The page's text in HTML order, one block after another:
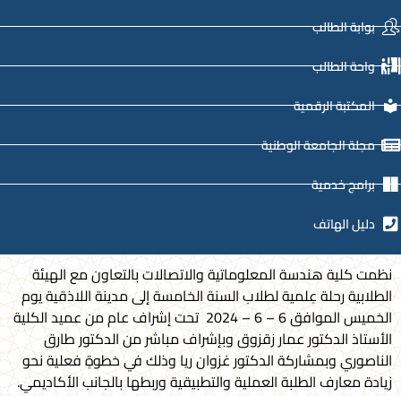
بوابة الطالب
واحة الطالب
المكتبة الرقمية
مجلة الجامعة الوطنية
برامج خدمية
دليل الهاتف
نظمت كلية هندسة المعلوماتية والاتصالات بالتعاون مع الهيئة
الطلابية رحلة عِلمية لطلاب السنة الخامسة إلى مدينة اللاذقية يوم
الخميس الموافق 6 – 6 – 2024 تحت إشراف عام من عميد الكلية
الأستاذ الدكتور عمار زقزوق وبإشراف مباشر من الدكتور طارق
الناصوري وبمشاركة الدكتور غزوان ريا وذلك في خطوةٍ فعلية نحو
زيادة معارف الطلبة العملية والتطبيقية وربطها بالجانب الأكاديمي.